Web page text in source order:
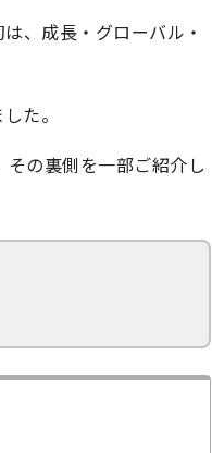
、成長・グローバル・
た。
の裏側を一部ご紹介し